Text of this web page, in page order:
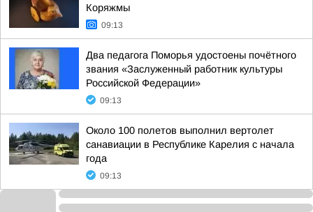
Коряжмы
09:13
Два педагога Поморья удостоены почётного
звания «Заслуженный работник культуры
Российской Федерации»
09:13
Около 100 полетов выполнил вертолет
санавиации в Республике Карелия с начала
года
09:13